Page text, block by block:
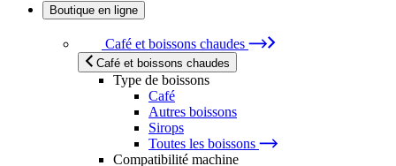
Boutique en ligne
Café et boissons chaudes
Café et boissons chaudes
Type de boissons
Café
Autres boissons
Sirops
Toutes les boissons
Compatibilité machine